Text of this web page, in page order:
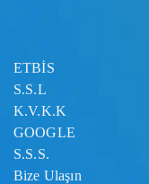
ETBİS
S.S.L
K.V.K.K
GOOGLE
S.S.S.
Bize Ulaşın